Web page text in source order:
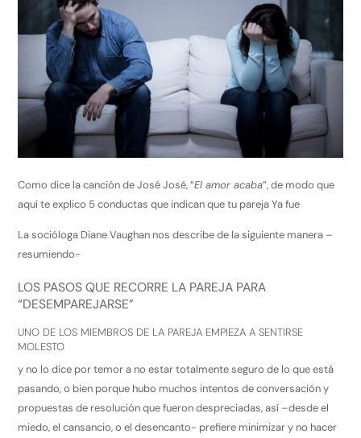
Como dice la canción de José José, “El amor acaba”, de modo que
aquí te explico 5 conductas que indican que tu pareja Ya fue
La socióloga Diane Vaughan nos describe de la siguiente manera –
resumiendo-
LOS PASOS QUE RECORRE LA PAREJA PARA
“DESEMPAREJARSE”
UNO DE LOS MIEMBROS DE LA PAREJA EMPIEZA A SENTIRSE
MOLESTO
y no lo dice por temor a no estar totalmente seguro de lo que está
pasando, o bien porque hubo muchos intentos de conversación y
propuestas de resolución que fueron despreciadas, así –desde el
miedo, el cansancio, o el desencanto- prefiere minimizar y no hacer